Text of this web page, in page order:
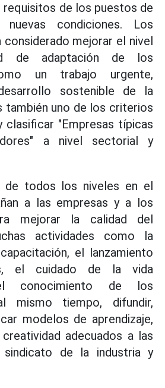
de los puestos de
condiciones. Los
considerado mejorar el nivel
de adaptación de los
un trabajo urgente,
sostenible de la
también uno de los criterios
clasificar "Empresas típicas
a nivel sectorial y
de todos los niveles en el
a las empresas y a los
mejorar la calidad del
actividades como la
el lanzamiento
el cuidado de la vida
conocimiento de los
mismo tiempo, difundir,
modelos de aprendizaje,
adecuados a las
sindicato de la industria y